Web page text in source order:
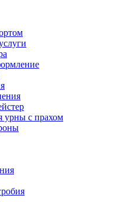
урны с прахом